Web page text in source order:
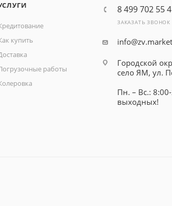
купить
работы
8 499 702 55
ЗАКАЗАТЬ ЗВОНОК
info@zv.market
Городской
село ЯМ, ул.
Пн. – Вс.:
выходных!